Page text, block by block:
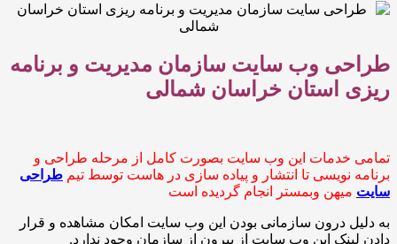
وب سایت سازمان مدیریت و برنامه
استان خراسان شمالی
این وب سایت بصورت کامل از مرحله طراحی و
نویسی تا انتشار و پیاده سازی در هاست توسط تیمطراحی
وبمستر انجام گردیده است
درون سازمانی بودن این وب سایت امکان مشاهده و قرار
این وب سایت از بیرون از سازمان وجود ندارد.